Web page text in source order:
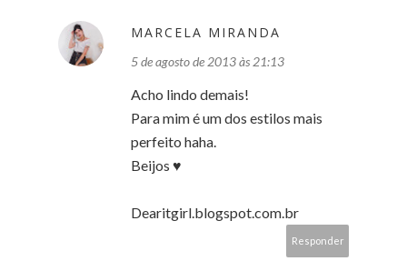
MARCELA MIRANDA
5 de agosto de 2013 às 21:13
Acho lindo demais!
Para mim é um dos estilos mais
perfeito haha.
Beijos ♥
Dearitgirl.blogspot.com.br
Responder